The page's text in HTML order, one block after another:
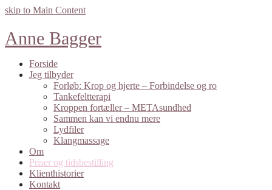
skip to Main Content
Anne Bagger
Forside
Jeg tilbyder
Forløb: Krop og hjerte – Forbindelse og ro
Tankefeltterapi
Kroppen fortæller – METAsundhed
Sammen kan vi endnu mere
Lydfiler
Klangmassage
Om
Priser og tidsbestilling
Klienthistorier
Kontakt